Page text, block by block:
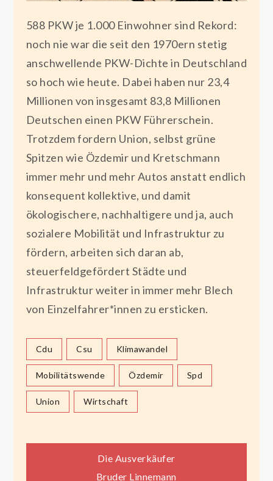
588 PKW je 1.000 Einwohner sind Rekord:
noch nie war die seit den 1970ern stetig
anschwellende PKW-Dichte in Deutschland
so hoch wie heute. Dabei haben nur 23,4
Millionen von insgesamt 83,8 Millionen
Deutschen einen PKW Führerschein.
Trotzdem fordern Union, selbst grüne
Spitzen wie Özdemir und Kretschmann
immer mehr und mehr Autos anstatt endlich
konsequent kollektive, und damit
ökologischere, nachhaltigere und ja, auch
sozialere Mobilität und Infrastruktur zu
fördern, arbeiten sich daran ab,
steuerfeldgefördert Städte und
Infrastruktur weiter in immer mehr Blech
von Einzelfahrer*innen zu ersticken.
Cdu Csu Klimawandel
Mobilitätswende Özdemir Spd
Union Wirtschaft
Beitragsnavigation
Die Ausverkäufer
Bruder Linnemann